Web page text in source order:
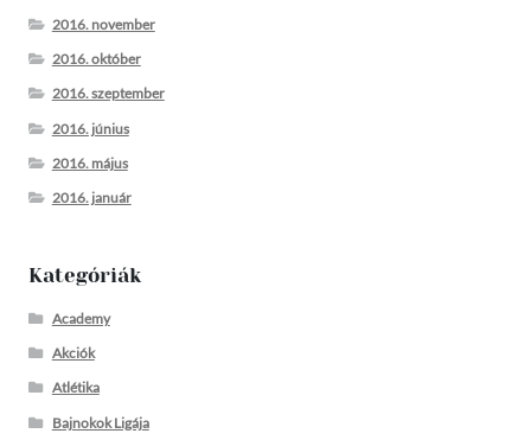
2016. november
2016. október
2016. szeptember
2016. június
2016. május
2016. január
Kategóriák
Academy
Akciók
Atlétika
Bajnokok Ligája